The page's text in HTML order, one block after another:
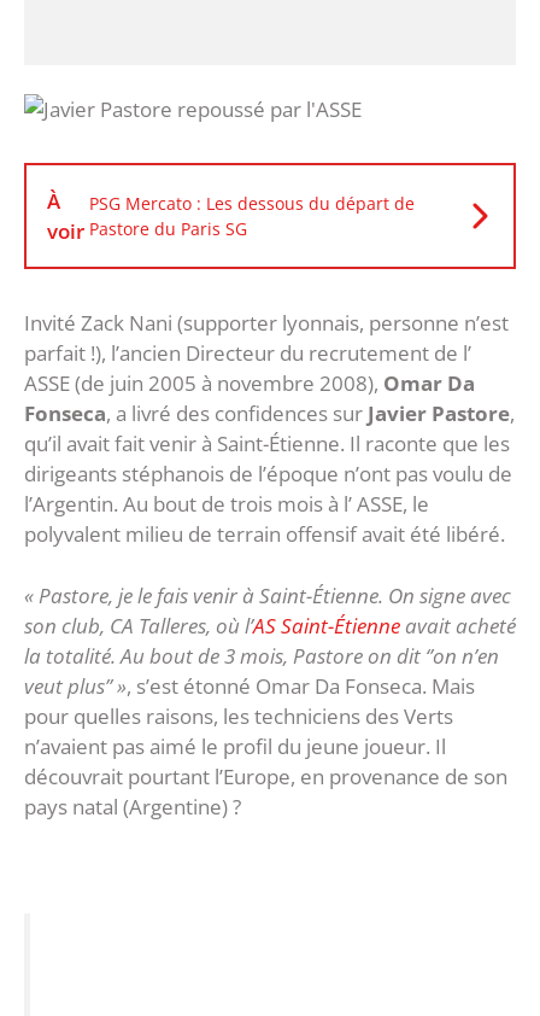
À
voir
PSG Mercato : Les dessous du départ de
Pastore du Paris SG
Invité Zack Nani (supporter lyonnais, personne n’est
parfait !), l’ancien Directeur du recrutement de l’
ASSE (de juin 2005 à novembre 2008), Omar Da
Fonseca, a livré des confidences sur Javier Pastore,
qu’il avait fait venir à Saint-Étienne. Il raconte que les
dirigeants stéphanois de l’époque n’ont pas voulu de
l’Argentin. Au bout de trois mois à l’ ASSE, le
polyvalent milieu de terrain offensif avait été libéré.
« Pastore, je le fais venir à Saint-Étienne. On signe avec
son club, CA Talleres, où l’AS Saint-Étienne avait acheté
la totalité. Au bout de 3 mois, Pastore on dit ‘’on n’en
veut plus’’ », s’est étonné Omar Da Fonseca. Mais
pour quelles raisons, les techniciens des Verts
n’avaient pas aimé le profil du jeune joueur. Il
découvrait pourtant l’Europe, en provenance de son
pays natal (Argentine) ?